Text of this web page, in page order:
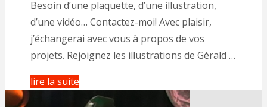
Besoin d’une plaquette, d’une illustration,
d’une vidéo… Contactez-moi! Avec plaisir,
j’échangerai avec vous à propos de vos
projets. Rejoignez les illustrations de Gérald …
lire la suite
Illustrations